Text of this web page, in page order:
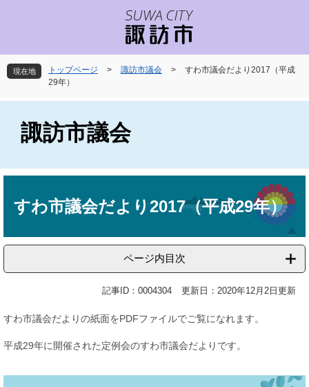
先
頭
を
飛
へ
現在地 トップページ > 諏訪市議会 >
すわ市議会だより2017（平成
29年）
諏訪市議会
すわ市議会だより2017（平成29年）
ページ内目次
記事ID：0004304 更新日：2020年12月2日更新
すわ市議会だよりの紙面をPDFファイルでご覧になれます。
平成29年に開催された定例会のすわ市議会だよりです。